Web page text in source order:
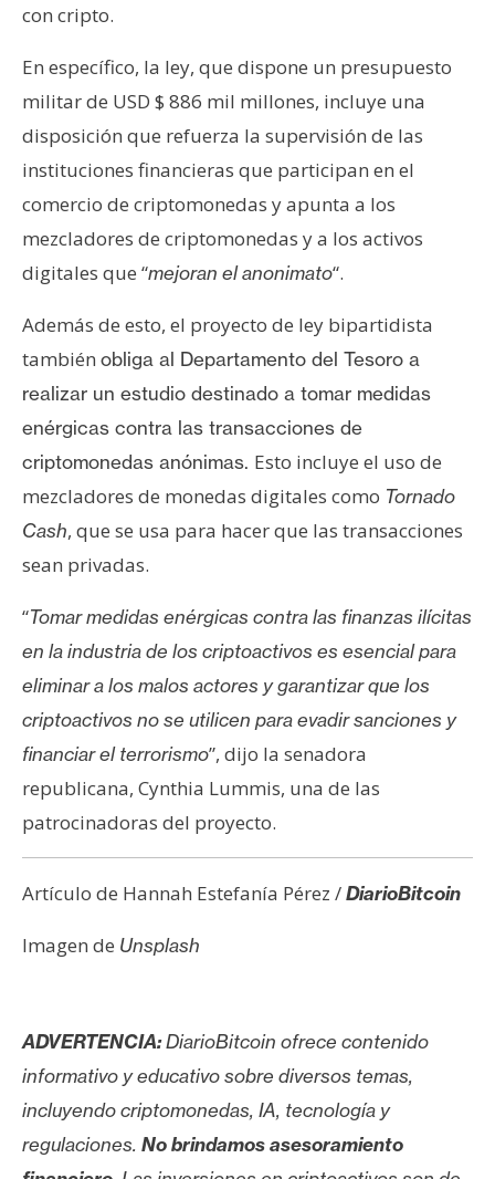
con cripto.
En específico, la ley, que dispone un presupuesto
militar de USD $ 886 mil millones, incluye una
disposición que refuerza la supervisión de las
instituciones financieras que participan en el
comercio de criptomonedas y apunta a los
mezcladores de criptomonedas y a los activos
digitales que “mejoran el anonimato“.
Además de esto, el proyecto de ley bipartidista
también obliga al Departamento del Tesoro a
realizar un estudio destinado a tomar medidas
enérgicas contra las transacciones de
criptomonedas anónimas. Esto incluye el uso de
mezcladores de monedas digitales como Tornado
Cash, que se usa para hacer que las transacciones
sean privadas.
“Tomar medidas enérgicas contra las finanzas ilícitas
en la industria de los criptoactivos es esencial para
eliminar a los malos actores y garantizar que los
criptoactivos no se utilicen para evadir sanciones y
financiar el terrorismo”, dijo la senadora
republicana, Cynthia Lummis, una de las
patrocinadoras del proyecto.
Artículo de Hannah Estefanía Pérez /DiarioBitcoin
Imagen de Unsplash
ADVERTENCIA:DiarioBitcoin ofrece contenido
informativo y educativo sobre diversos temas,
incluyendo criptomonedas, IA, tecnología y
regulaciones. No brindamos asesoramiento